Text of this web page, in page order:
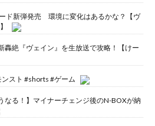
ード新弾発売 環境に変化はあるかな？【ヴ
轟絶『ヴェイン』を生放送で攻略！【けー
スト #shorts #ゲーム
なる！】マイナーチェンジ後のN-BOXが納